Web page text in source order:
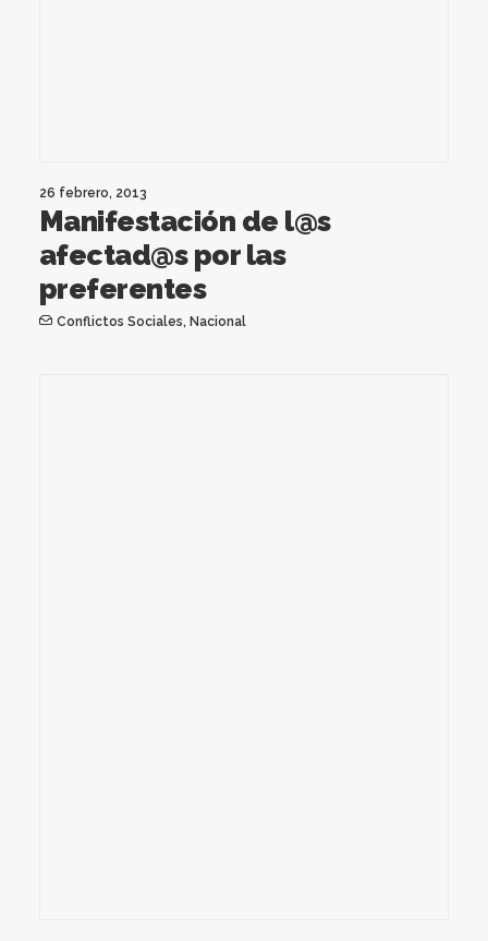
26 febrero, 2013
Manifestación de l@s
afectad@s por las
preferentes
Conflictos Sociales, Nacional